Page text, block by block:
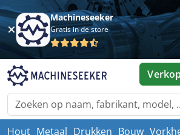
Machineseeker
Gratis in de store
Hout Metaal Drukken Bouw